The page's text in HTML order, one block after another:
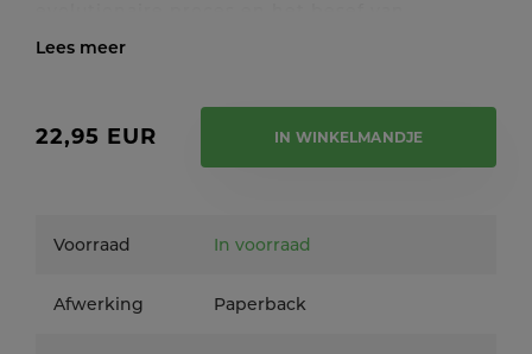
verbondenheid met het grotere geheel kan
die klaar is om een reis van transformatie en
ontwaken te beginnen. De wereldberoemde
gelegenheid hun licht op de materie te laten
ideeën, stromingen en opvattingen ontstaat.
22,95 EUR IN WINKELMANDJE
Voorraad In voorraad
Afwerking Paperback